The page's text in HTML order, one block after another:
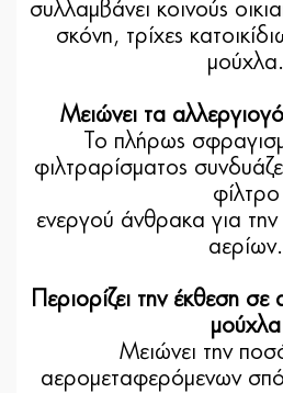
συλλαμβάνει κοινούς
σκόνη, τρίχες
μούχλα.
Μειώνει τα
Το πλήρως
φιλτραρίσματος
φίλτρο
ενεργού άνθρακα για
αερίων.
Περιορίζει την έκθεση
μούχλα
Μειώνει την
αερομεταφερόμενων